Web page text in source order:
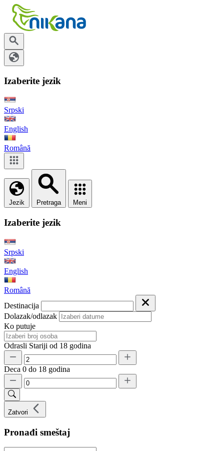
Izaberite jezik
Srpski
English
Română
Jezik Pretraga Meni
Izaberite jezik
Srpski
English
Română
Destinacija
Dolazak/odlazak
Ko putuje
Odrasli Stariji od 18 godina
Deca 0 do 18 godina
Zatvori
Pronađi smeštaj